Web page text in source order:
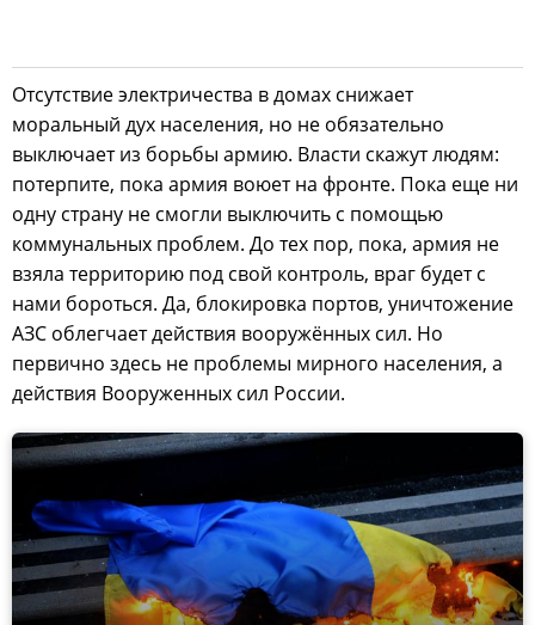
Отсутствие электричества в домах снижает
моральный дух населения, но не обязательно
выключает из борьбы армию. Власти скажут людям:
потерпите, пока армия воюет на фронте. Пока еще ни
одну страну не смогли выключить с помощью
коммунальных проблем. До тех пор, пока, армия не
взяла территорию под свой контроль, враг будет с
нами бороться. Да, блокировка портов, уничтожение
АЗС облегчает действия вооружённых сил. Но
первично здесь не проблемы мирного населения, а
действия Вооруженных сил России.